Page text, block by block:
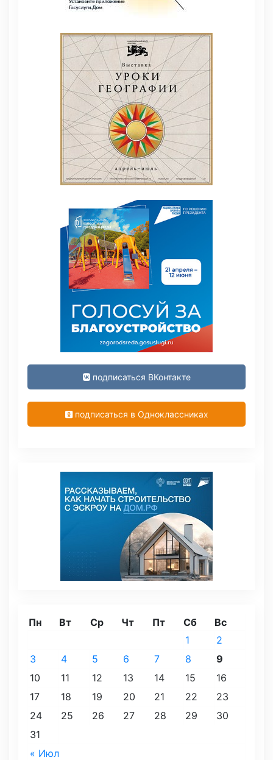
подписаться ВКонтакте
подписаться в Одноклассниках
Пн Вт Ср Чт Пт Сб Вс
« Июл
1
2
3
4 5 6 7 8
9
10
11 12 13 14 15
16
17
18 19 20 21 22
23
24
25 26 27 28 29
30
31